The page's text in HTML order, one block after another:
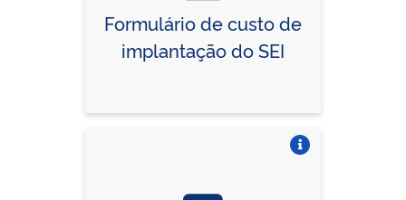
Formulário de custo de
implantação do SEI